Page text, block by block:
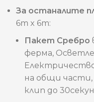
За останалите
6m x 6m:
Пакет Сребро
ферма,
на общи части,
клип до